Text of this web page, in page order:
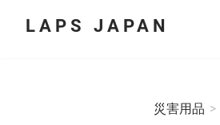
LAPS JAPAN
災害用品 >